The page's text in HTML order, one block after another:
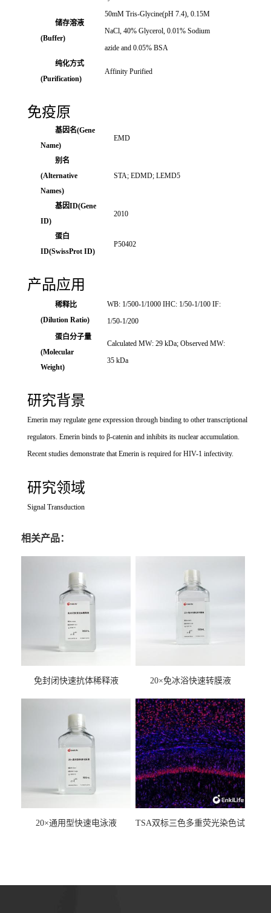
储存溶液
(Buffer)
50mM Tris-Glycine(pH 7.4), 0.15M
NaCl, 40% Glycerol, 0.01% Sodium
azide and 0.05% BSA
纯化方式
(Purification)
Affinity Purified
免疫原
基因名(Gene
Name)
EMD
别名
(Alternative
Names)
STA; EDMD; LEMD5
基因ID(Gene
ID)
2010
蛋白
ID(SwissProt ID)
P50402
产品应用
稀释比
(Dilution Ratio)
WB: 1/500-1/1000 IHC: 1/50-1/100 IF:
1/50-1/200
蛋白分子量
(Molecular
Weight)
Calculated MW: 29 kDa; Observed MW:
35 kDa
研究背景
Emerin may regulate gene expression through binding to other transcriptional
regulators. Emerin binds to β-catenin and inhibits its nuclear accumulation.
Recent studies demonstrate that Emerin is required for HIV-1 infectivity.
研究领域
Signal Transduction
相关产品：
免封闭快速抗体稀释液 20×免冰浴快速转膜液
20×通用型快速电泳液
TSA双标三色多重荧光染色试